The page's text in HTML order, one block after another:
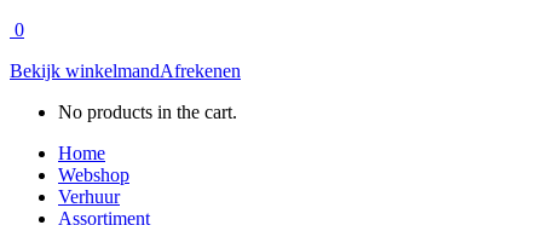
0
Bekijk winkelmandAfrekenen
No products in the cart.
Home
Webshop
Verhuur
Assortiment